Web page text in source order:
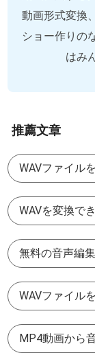
動画形式変換
ショー作りの
はみ
推薦文章
WAVファイル
WAVを変換で
無料の音声編
WAVファイル
MP4動画から